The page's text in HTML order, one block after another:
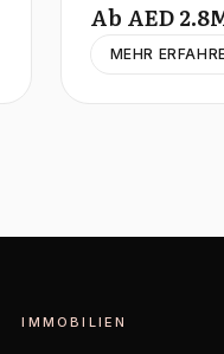
Ab AED
MEHR
IMMOBILIEN